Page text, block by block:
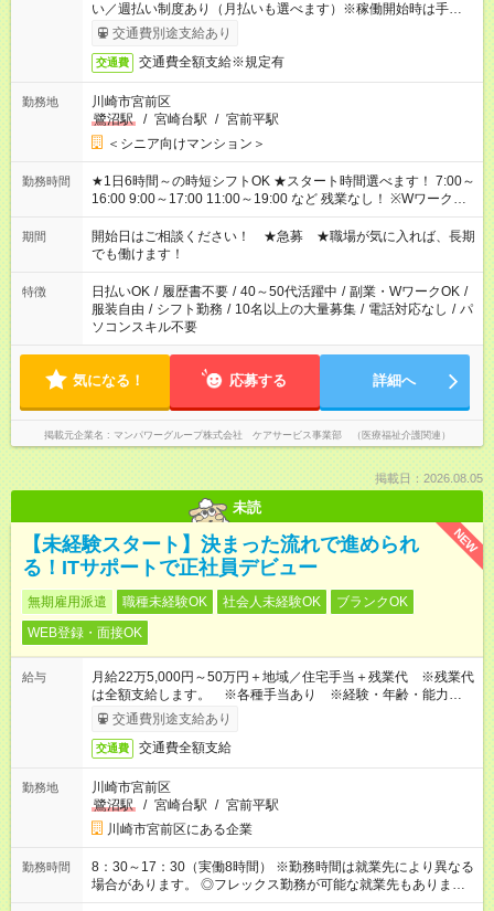
い／週払い制度あり（月払いも選べます）※稼働開始時は手続き
完了次第のお支払いとなります。
交通費別途支給あり
交通費 交通費全額支給※規定有
勤務地
川崎市宮前区
鷺沼駅
/ 宮崎台駅 / 宮前平駅
＜シニア向けマンション＞
勤務時間
★1日6時間～の時短シフトOK ★スタート時間選べます！ 7:00～
16:00 9:00～17:00 11:00～19:00 など 残業なし！ ※Wワークの
場合、他のお仕事と合わせ週40時間超の就業はご案内できませ
ん ※法令に基づき、週20時間以上勤務は社会保険への加入対象
となります ※労働者派遣法（日雇い派遣の原則禁止）により、
短時間・短期間の就業はご案内が難しい場合があります
期間
開始日はご相談ください！ ★急募 ★職場が気に入れば、長期
でも働けます！
特徴 日払いOK / 履歴書不要 / 40～50代活躍中 / 副業・WワークOK /
服装自由 / シフト勤務 / 10名以上の大量募集 / 電話対応なし / パ
ソコンスキル不要
気になる！ 応募する 詳細へ
掲載元企業名 マンパワーグループ株式会社 ケアサービス事業部 （医療福祉介護関連）
掲載日：2026.08.05
未読
NEW
【未経験スタート】決まった流れで進められ
る！ITサポートで正社員デビュー
無期雇用派遣 職種未経験OK 社会人未経験OK
ブランクOK
WEB登録・面接OK
給与
月給22万5,000円～50万円＋地域／住宅手当＋残業代 ※残業代
は全額支給します。 ※各種手当あり ※経験・年齢・能力等を
考慮して加給・優遇します。
交通費別途支給あり
交通費 交通費全額支給
勤務地
川崎市宮前区
鷺沼駅
/ 宮崎台駅 / 宮前平駅
川崎市宮前区にある企業
勤務時間
8：30～17：30（実働8時間） ※勤務時間は就業先により異なる
場合があります。 ◎フレックス勤務が可能な就業先もありま
す。 ◎今よりもさらに働きやすい環境をつくるべく、 働き方